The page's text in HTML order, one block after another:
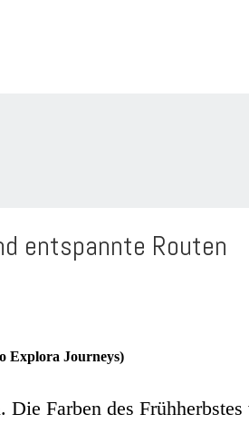
entspannte Routen
Explora Journeys)
Farben des